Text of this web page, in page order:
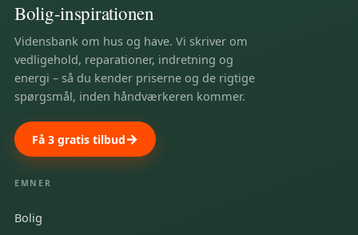
Bolig-inspirationen
Vidensbank om hus og have. Vi skriver om
vedligehold, reparationer, indretning og
energi – så du kender priserne og de rigtige
spørgsmål, inden håndværkeren kommer.
Få 3 gratis tilbud
EMNER
Bolig